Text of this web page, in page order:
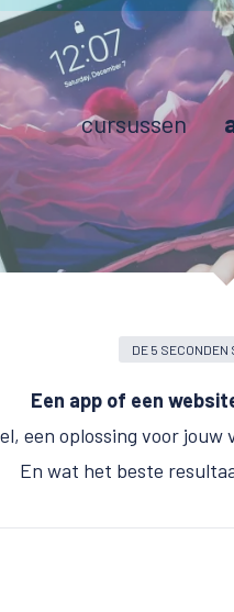
cursussen
DE 5 SECONDEN
Een app of een
een oplossing voor
En wat het beste